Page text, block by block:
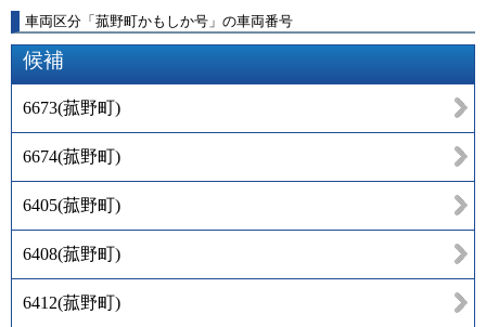
車両区分 「 菰野町かもしか号 」 の車両番号
候補
6673(菰野町)
6674(菰野町)
6405(菰野町)
6408(菰野町)
6412(菰野町)